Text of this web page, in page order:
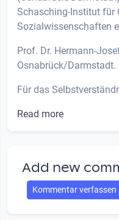
Schasching-Institut für
Sozialwissenschaften
Prof. Dr. Hermann-
Osnabrück/Darmstadt.
Für das
Read more
Add new
Kommentar verfassen